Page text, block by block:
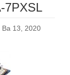
7PXSL
Ba 13, 2020